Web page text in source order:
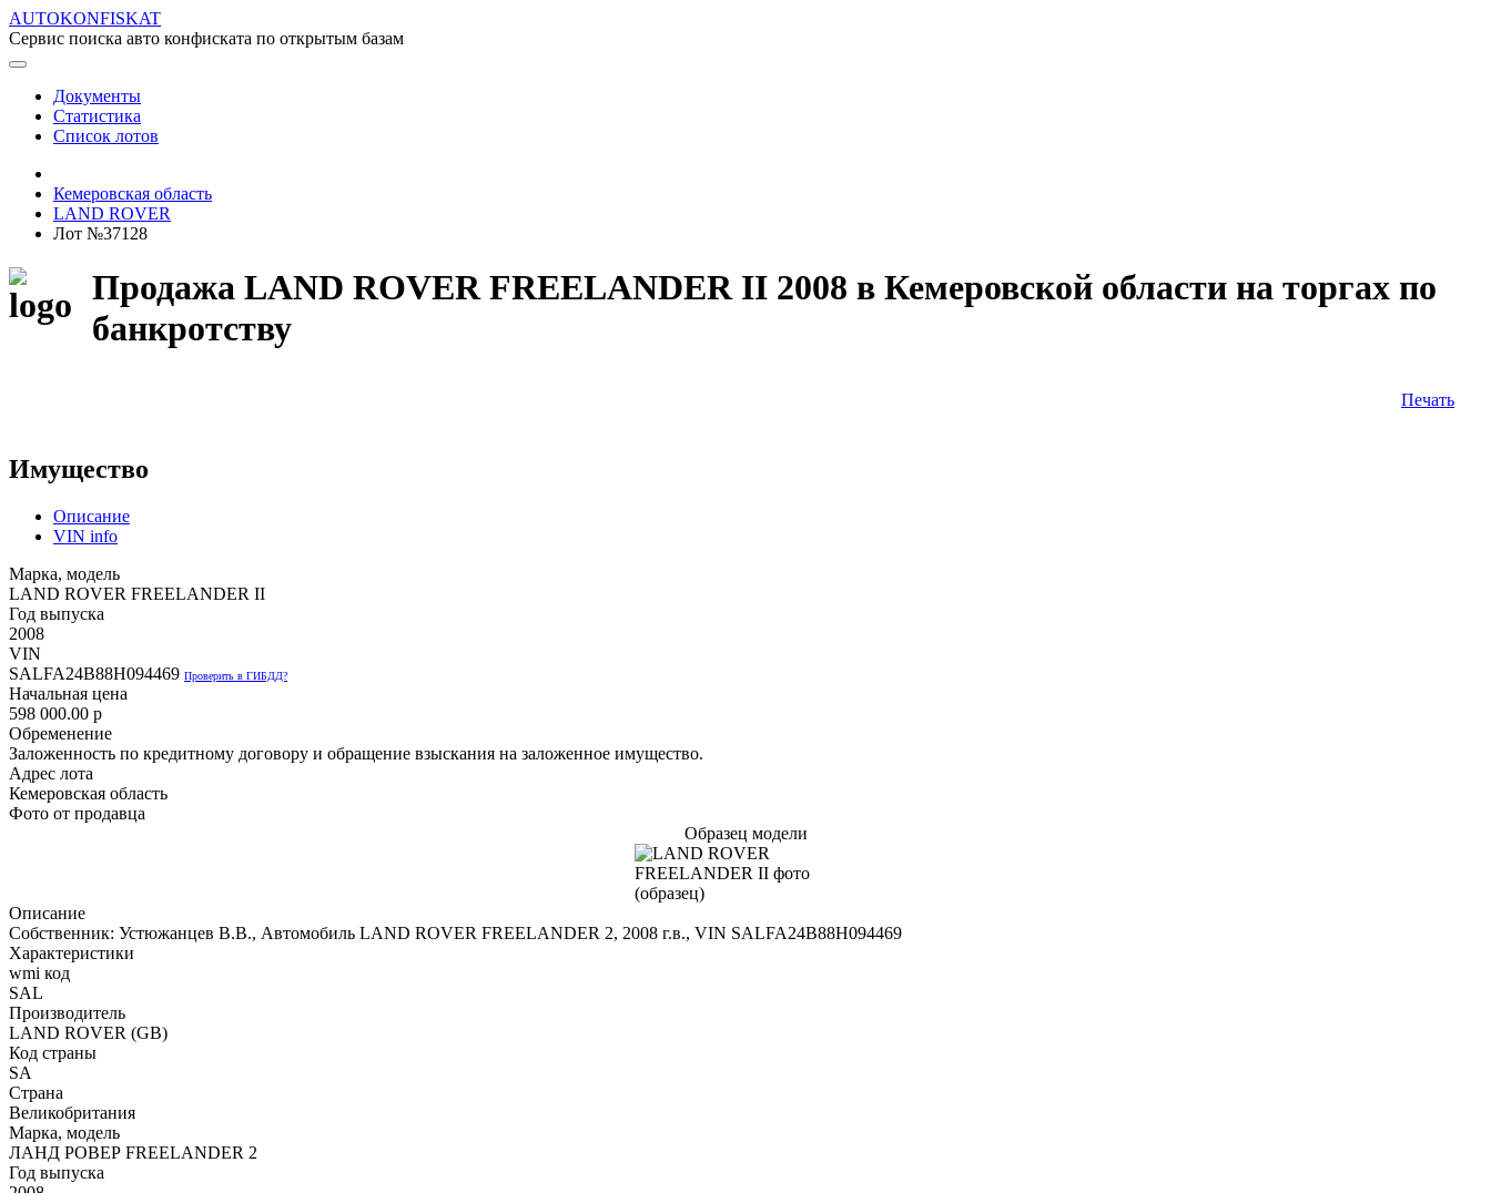
AUTOKONFISKAT
Сервис поиска авто конфиската по открытым базам
Документы
Статистика
Список лотов
Кемеровская область
LAND ROVER
Лот №37128
Продажа LAND ROVER FREELANDER II 2008 в Кемеровской области на торгах по
банкротству
Печать
Имущество
Описание
VIN info
Марка, модель
LAND ROVER FREELANDER II
Год выпуска
2008
VIN
SALFA24B88H094469 Проверить в ГИБДД?
Начальная цена
598 000.00 p
Обременение
Заложенность по кредитному договору и обращение взыскания на заложенное имущество.
Адрес лота
Кемеровская область
Фото от продавца
Образец модели
Описание
Собственник: Устюжанцев В.В., Автомобиль LAND ROVER FREELANDER 2, 2008 г.в., VIN SALFA24B88H094469
Характеристики
wmi код
SAL
Производитель
LAND ROVER (GB)
Код страны
SA
Страна
Великобритания
Марка, модель
ЛАНД РОВЕР FREELANDER 2
Год выпуска